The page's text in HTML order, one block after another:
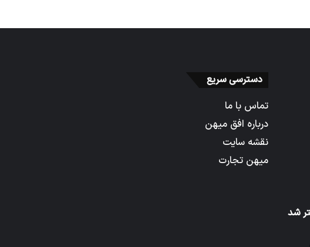
دسترسی سریع
تماس با ما
درباره افق میهن
نقشه سایت
میهن تجارت